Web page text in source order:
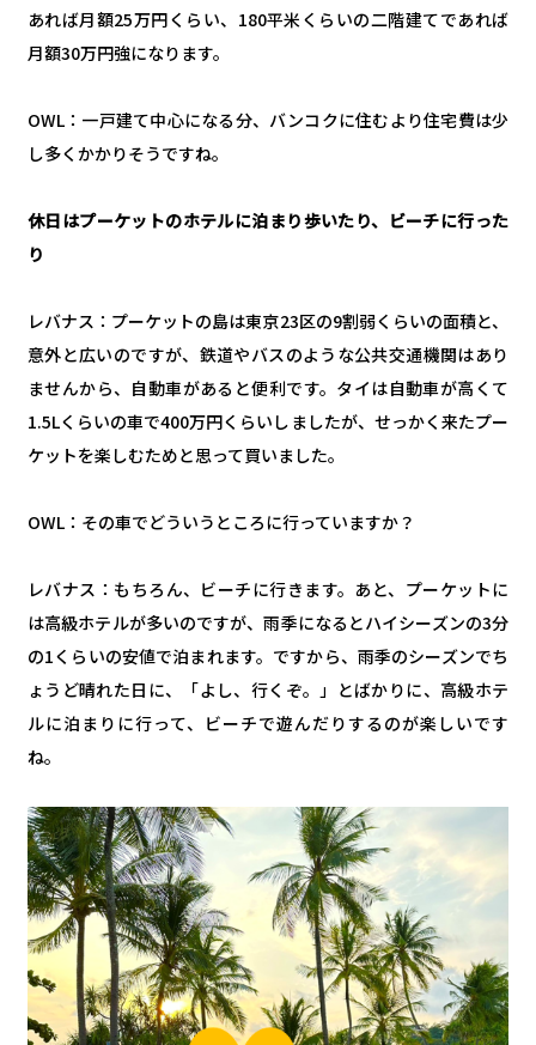
あれば月額25万円くらい、180平米くらいの二階建てであれば
月額30万円強になります。
OWL：一戸建て中心になる分、バンコクに住むより住宅費は少
し多くかかりそうですね。
休日はプーケットのホテルに泊まり歩いたり、ビーチに行った
り
レバナス：プーケットの島は東京23区の9割弱くらいの面積と、
意外と広いのですが、鉄道やバスのような公共交通機関はあり
ませんから、自動車があると便利です。タイは自動車が高くて
1.5Lくらいの車で400万円くらいしましたが、せっかく来たプー
ケットを楽しむためと思って買いました。
OWL：その車でどういうところに行っていますか？
レバナス：もちろん、ビーチに行きます。あと、プーケットに
は高級ホテルが多いのですが、雨季になるとハイシーズンの3分
の1くらいの安値で泊まれます。ですから、雨季のシーズンでち
ょうど晴れた日に、「よし、行くぞ。」とばかりに、高級ホテ
ルに泊まりに行って、ビーチで遊んだりするのが楽しいです
ね。